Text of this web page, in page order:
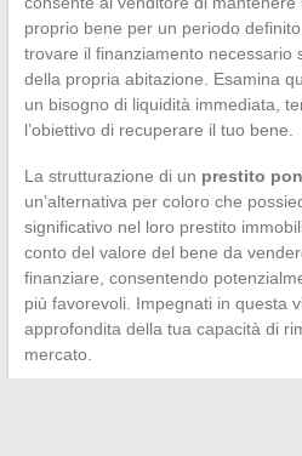
proprio bene per un periodo
trovare il finanziamento necessario
della propria abitazione. Esamina
un bisogno di liquidità immediata,
l’obiettivo di recuperare il tuo bene.
La strutturazione di un prestito
un’alternativa per coloro che
significativo nel loro prestito
conto del valore del bene da
finanziare, consentendo
più favorevoli. Impegnati in questa
approfondita della tua capacità di
mercato.